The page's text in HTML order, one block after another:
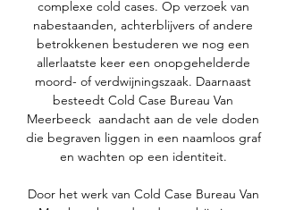
complexe cold cases. Op verzoek van
nabestaanden, achterblijvers of andere
betrokkenen bestuderen we nog een
allerlaatste keer een onopgehelderde
moord- of verdwijningszaak. Daarnaast
besteedt Cold Case Bureau Van
Meerbeeck aandacht aan de vele doden
die begraven liggen in een naamloos graf
en wachten op een identiteit.
Door het werk van Cold Case Bureau Van